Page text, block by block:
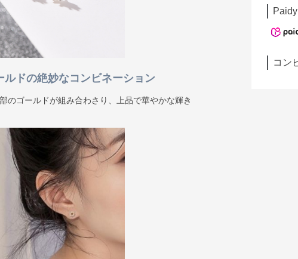
ルドの絶妙なコンビネーション
のゴールドが組み合わさり、上品で華やかな輝き
Paidy
コン